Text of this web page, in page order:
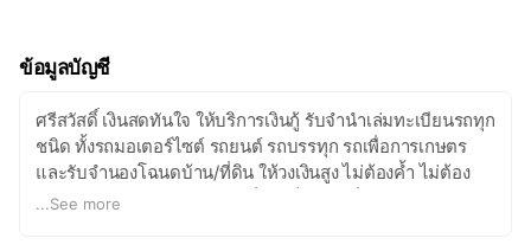
ข้อมูลบัญชี
ศรีสวัสดิ์ เงินสดทันใจ ให้บริการเงินกู้ รับจำนำเล่มทะเบียนรถทุก
ชนิด ทั้งรถมอเตอร์ไซต์ รถยนต์ รถบรรทุก รถเพื่อการเกษตร
และรับจำนองโฉนดบ้าน/ที่ดิน ให้วงเงินสูง ไม่ต้องค้ำ ไม่ต้อง
โอนเล่ม ไม่ต้องจดจำนอง อยู่ที่ไหนก็ขอสินเชื่อได้
...See more